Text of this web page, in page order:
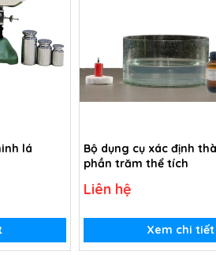
lá
Bộ dụng cụ xác định
phần trăm thể tích
Liên hệ
Xem chi tiết